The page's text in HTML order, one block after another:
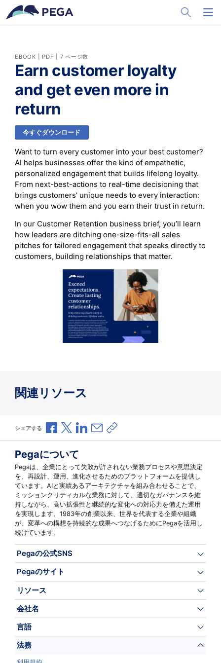
メインコンテンツに飛ぶ
Toggle
EBOOK | PDF | 7 ページ数
Earn customer loyalty
and get even more in
return
今すぐダウンロード
Want to turn every customer into your best customer?
AI helps businesses offer the kind of empathetic,
personalized engagement that builds lifelong loyalty.
From next-best-actions to real-time decisioning that
brings customers’ unique needs to every interaction:
when you wow them and you earn their trust in return.
In our Customer Retention business brief, you’ll learn
how leaders are ditching one-size-fits-all sales
pitches for tailored engagement that speaks directly to
customers, building relationships that matter.
関連リソース
シェアする Facebookで共有
Xで共有LinkedInで共有
メールで共有
共有リンクをコピー
Pegaについて
Pegaは、企業にとって失敗が許されない業務プロセスや意思決定
を、再設計、運用、進化させるためのプラットフォームを提供し
ています。AIと実績あるアーキテクチャを組み合わせることで、
ミッションクリティカルな業務に対して、適切なガバナンスを維
持しながら、高い拡張性と継続的な変化への対応力を備えた運用
を実現します。1983年の創業以来、世界を代表する企業や組織
が、変革への構想を持続的な成果へつなげるためにPegaを活用し
続けています。
Pegaの公式SNS
Pegaのサイト
リソース
会社名
言語
法務